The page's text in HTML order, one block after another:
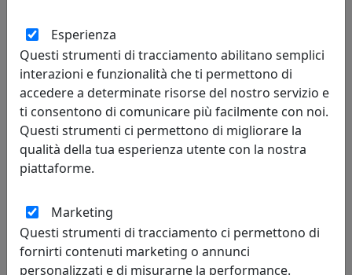
460,75 €
Esperienza
Questi strumenti di tracciamento abilitano semplici
interazioni e funzionalità che ti permettono di
accedere a determinate risorse del nostro servizio e
ti consentono di comunicare più facilmente con noi.
Questi strumenti ci permettono di migliorare la
qualità della tua esperienza utente con la nostra
piattaforme.
Marketing
Questi strumenti di tracciamento ci permettono di
fornirti contenuti marketing o annunci
personalizzati e di misurarne la performance.